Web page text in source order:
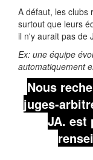
A défaut, les clubs
surtout que leurs
il n'y aurait pas de
Ex: une équipe
automatiquement
Nous
juges-
JA. est